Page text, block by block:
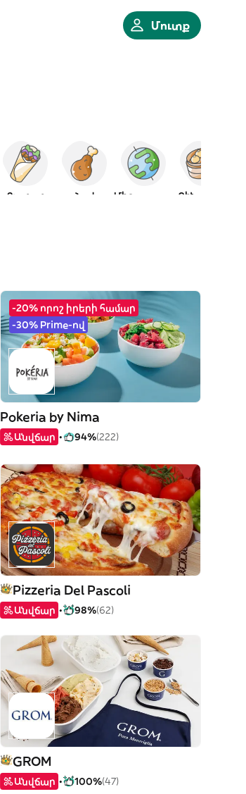
Մուտք
Քյաբաբ Հավ Չինական
-20% որոշ իրերի համար
-30% Prime-ով
Pokeria by Nima
Անվճար 94%(222)
Pizzeria Del Pascoli
Անվճար 98%(62)
GROM
Անվճար 100%(47)